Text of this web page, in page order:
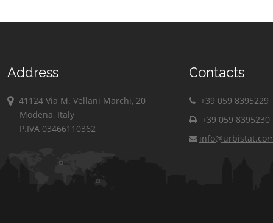
Address
41124 Via M. Vellani Marchi, 20
Modena, Italy
P.IVA 03466110362
Contacts
+39 059 8395229
+39 059 8395230